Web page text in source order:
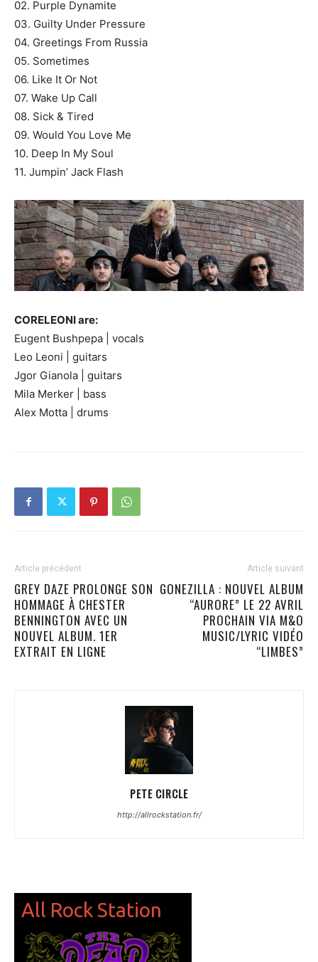
02. Purple Dynamite
03. Guilty Under Pressure
04. Greetings From Russia
05. Sometimes
06. Like It Or Not
07. Wake Up Call
08. Sick & Tired
09. Would You Love Me
10. Deep In My Soul
11. Jumpin’ Jack Flash
CORELEONI are:
Eugent Bushpepa | vocals
Leo Leoni | guitars
Jgor Gianola | guitars
Mila Merker | bass
Alex Motta | drums
Article précédent
GREY DAZE PROLONGE SON
HOMMAGE À CHESTER
BENNINGTON AVEC UN
NOUVEL ALBUM. 1ER
EXTRAIT EN LIGNE
Article suivant
GONEZILLA : NOUVEL ALBUM
“AURORE” LE 22 AVRIL
PROCHAIN VIA M&O
MUSIC/LYRIC VIDÉO
“LIMBES”
PETE CIRCLE
http://allrockstation.fr/